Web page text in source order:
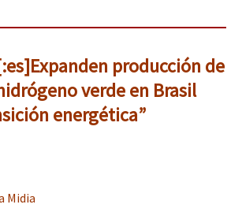
producción de
verde en Brasil
energética”
Midia